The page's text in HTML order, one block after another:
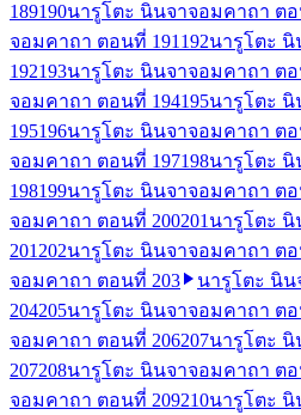
189190นารูโตะ นินจาจอมคาถา ตอ
จอมคาถา ตอนที่ 191 192นารูโตะ
192193นารูโตะ นินจาจอมคาถา ตอ
จอมคาถา ตอนที่ 194195นารูโตะ
195196นารูโตะ นินจาจอมคาถา ตอ
จอมคาถา ตอนที่ 197198นารูโตะ
198199นารูโตะ นินจาจอมคาถา ตอ
จอมคาถา ตอนที่ 200201 นารูโตะ
201 202นารูโตะ นินจาจอมคาถา ตอ
จอมคาถา ตอนที่ 203
นารูโตะ นิ
204205นารูโตะ นินจาจอมคาถา ตอ
จอมคาถา ตอนที่ 206207นารูโตะ
207208นารูโตะ นินจาจอมคาถา ตอ
จอมคาถา ตอนที่ 209210นารูโตะ